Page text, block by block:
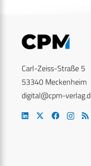
Carl-Zeiss-Straße 5
53340 Meckenheim
digital@cpm-